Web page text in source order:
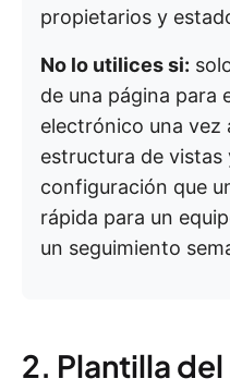
propietarios y
No lo utilices si:
de una página para
electrónico una vez
estructura de vistas
configuración que
rápida para un
un seguimiento
2. Plantilla